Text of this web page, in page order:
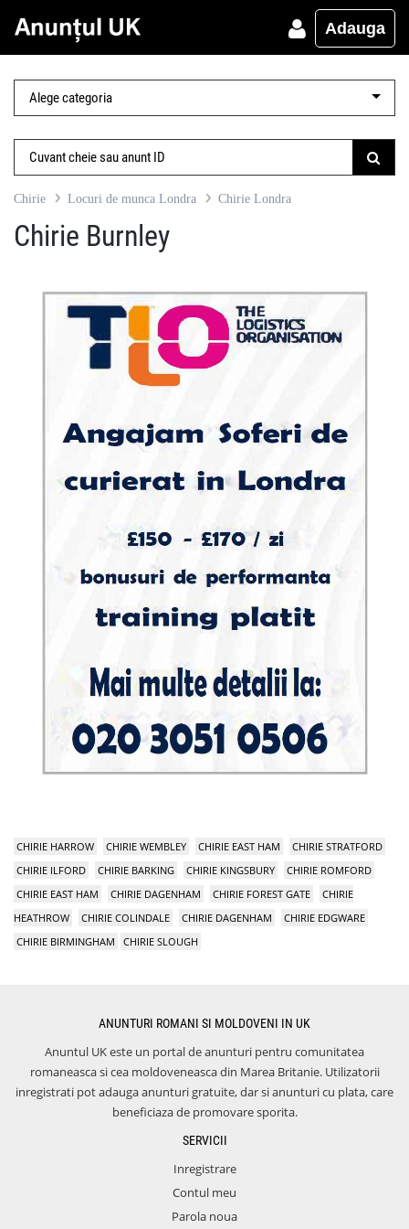
Adauga
Chirie Locuri de munca Londra Chirie Londra
Chirie Burnley
CHIRIE HARROW CHIRIE WEMBLEY CHIRIE EAST HAM
CHIRIE STRATFORD
CHIRIE ILFORD
CHIRIE BARKING CHIRIE KINGSBURY
CHIRIE ROMFORD
CHIRIE EAST HAM
CHIRIE DAGENHAM CHIRIE FOREST GATE
CHIRIE
HEATHROW
CHIRIE COLINDALE CHIRIE DAGENHAM
CHIRIE EDGWARE
CHIRIE BIRMINGHAM
CHIRIE SLOUGH
ANUNTURI ROMANI SI MOLDOVENI IN UK
Anuntul UK este un portal de anunturi pentru comunitatea
romaneasca si cea moldoveneasca din Marea Britanie. Utilizatorii
inregistrati pot adauga anunturi gratuite, dar si anunturi cu plata, care
beneficiaza de promovare sporita.
SERVICII
Inregistrare
Contul meu
Parola noua